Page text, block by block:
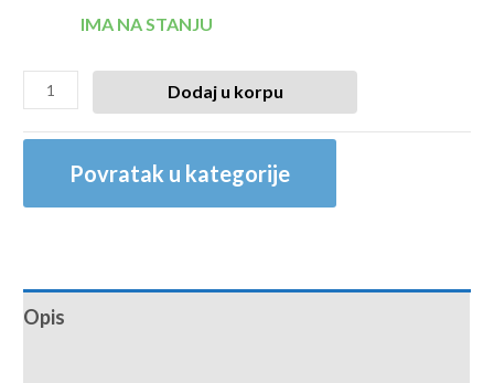
IMA NA STANJU
Dodaj u korpu
Povratak u kategorije
Opis